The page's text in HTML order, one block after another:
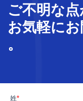
ご不明な点
お気軽に
。